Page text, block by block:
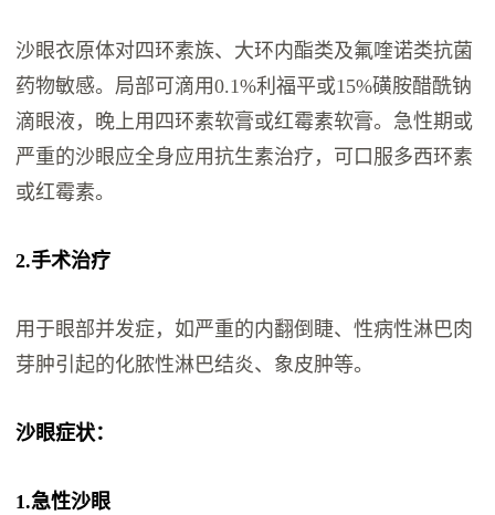
沙眼衣原体对四环素族、大环内酯类及氟喹诺类抗菌
药物敏感。局部可滴用0.1%利福平或15%磺胺醋酰钠
滴眼液，晚上用四环素软膏或红霉素软膏。急性期或
严重的沙眼应全身应用抗生素治疗，可口服多西环素
或红霉素。
2.手术治疗
用于眼部并发症，如严重的内翻倒睫、性病性淋巴肉
芽肿引起的化脓性淋巴结炎、象皮肿等。
沙眼症状：
1.急性沙眼